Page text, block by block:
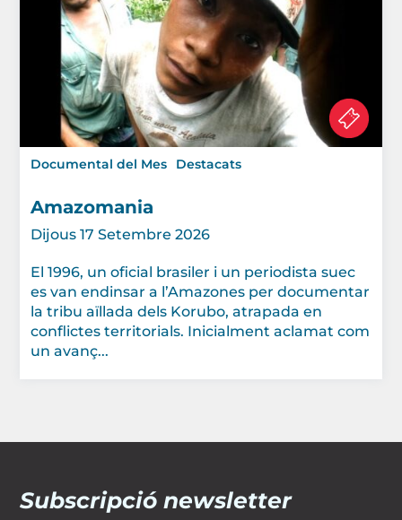
Documental del Mes Destacats
Amazomania
Dijous 17 Setembre 2026
El 1996, un oficial brasiler i un periodista suec
es van endinsar a l’Amazones per documentar
la tribu aïllada dels Korubo, atrapada en
conflictes territorials. Inicialment aclamat com
un avanç...
Subscripció newsletter